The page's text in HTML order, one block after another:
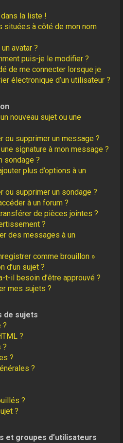
dans la liste !
situées à côté de mon nom
avatar ?
puis-je le modifier ?
de me connecter lorsque je
électronique d’un utilisateur ?
nouveau sujet ou une
ou supprimer un message ?
signature à mon message ?
sondage ?
plus d’options à un
ou supprimer un sondage ?
à un forum ?
de pièces jointes ?
?
des messages à un
comme brouillon »
d’un sujet ?
t-il besoin d’être approuvé ?
mes sujets ?
de sujets
?
?
?
?
?
?
?
et groupes d’utilisateurs